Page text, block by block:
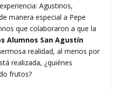
Agustinos,
manera especial a Pepe
que colaboraron a que la
Alumnos San Agustín
realidad, al menos por
realizada, ¿quiénes
frutos?